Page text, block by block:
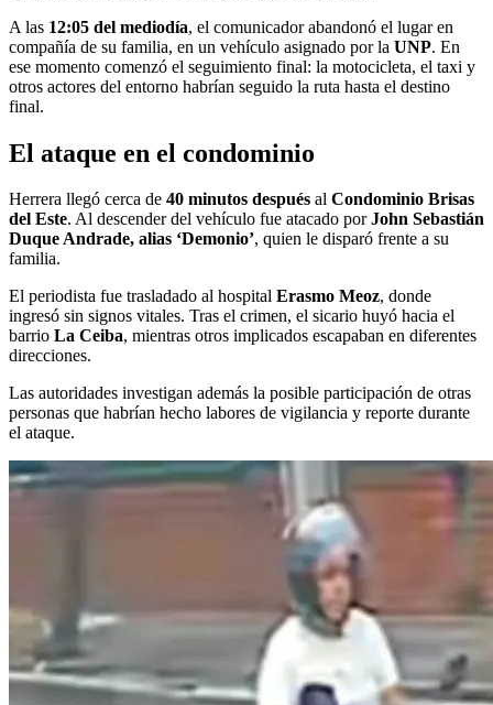
A las 12:05 del mediodía, el comunicador abandonó el lugar en
compañía de su familia, en un vehículo asignado por la UNP. En
ese momento comenzó el seguimiento final: la motocicleta, el taxi y
otros actores del entorno habrían seguido la ruta hasta el destino
final.
El ataque en el condominio
Herrera llegó cerca de 40 minutos después al Condominio Brisas
del Este. Al descender del vehículo fue atacado porJohn Sebastián
Duque Andrade, alias ‘Demonio’, quien le disparó frente a su
familia.
El periodista fue trasladado al hospital Erasmo Meoz, donde
ingresó sin signos vitales. Tras el crimen, el sicario huyó hacia el
barrio La Ceiba, mientras otros implicados escapaban en diferentes
direcciones.
Las autoridades investigan además la posible participación de otras
personas que habrían hecho labores de vigilancia y reporte durante
el ataque.